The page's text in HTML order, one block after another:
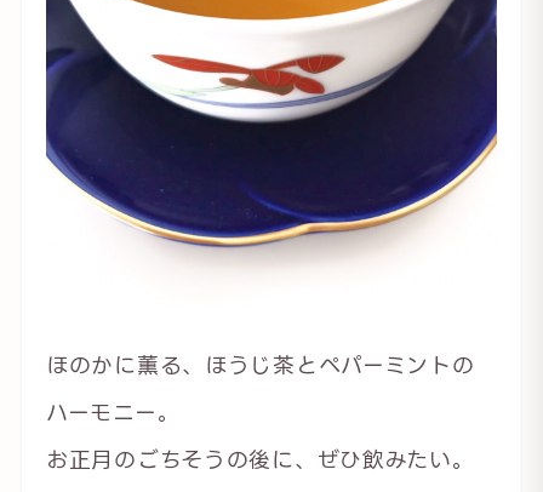
ほのかに薫る、ほうじ茶とペパーミントの
ハーモニー。
お正月のごちそうの後に、ぜひ飲みたい。